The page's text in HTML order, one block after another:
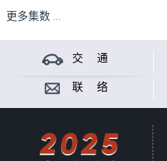
正龙教授
访问：天文台高级
房屋小组通过公屋
加租2.04%
访问：房委会资助
房屋小组委员会主
主题：食环署公布
七月份第四批白纹
更多集数 ...
交 通
联 络